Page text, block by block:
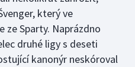
který ve
Sparty. Naprázdno
druhé ligy s deseti
kanonýr neskóroval